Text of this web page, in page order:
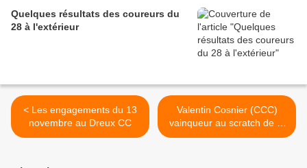
Quelques résultats des coureurs du
28 à l'extérieur
< Les engagements du 13
novembre au Dreux CC
Valentin Cosnier (CCC)
vainqueur au scratch de la
manche de coupe de